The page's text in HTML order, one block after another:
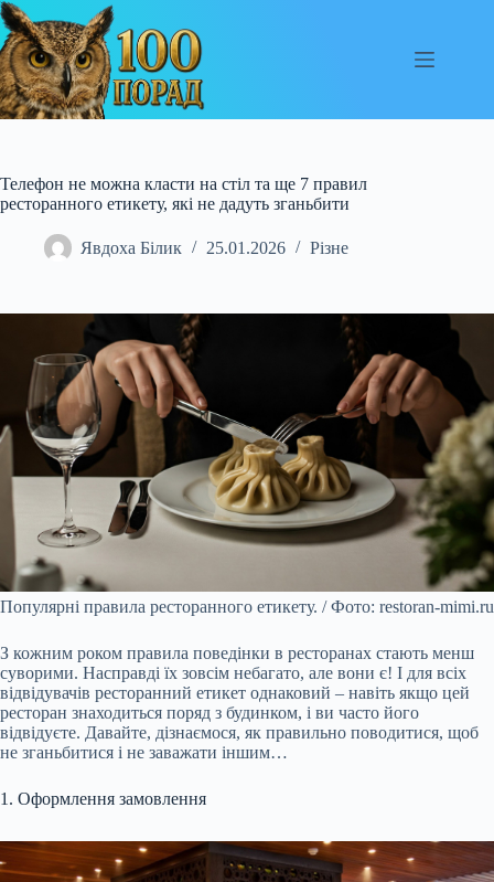
Перейти
до
вмісту
Телефон не можна класти на стіл та ще 7 правил
ресторанного етикету, які не дадуть зганьбити
Явдоха Білик 25.01.2026 Різне
Популярні правила ресторанного етикету. / Фото: restoran-mimi.ru
З кожним роком правила поведінки в ресторанах стають менш
суворими. Насправді їх зовсім небагато, але вони є! І для всіх
відвідувачів ресторанний етикет однаковий – навіть якщо цей
ресторан знаходиться поряд з будинком, і ви часто його
відвідуєте. Давайте, дізнаємося, як правильно поводитися, щоб
не зганьбитися і не заважати іншим…
1. Оформлення замовлення